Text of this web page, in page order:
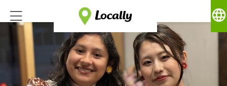
language